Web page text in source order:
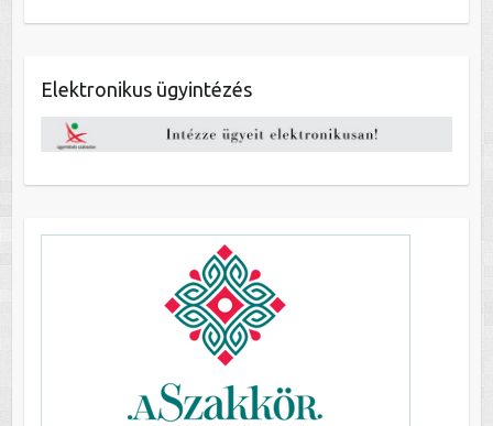
Elektronikus ügyintézés